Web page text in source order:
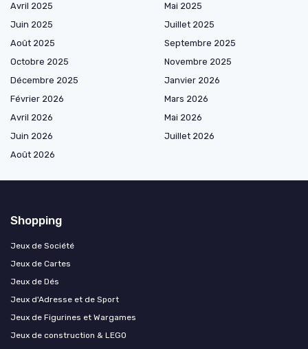
Avril 2025
Mai 2025
Juin 2025
Juillet 2025
Août 2025
Septembre 2025
Octobre 2025
Novembre 2025
Décembre 2025
Janvier 2026
Février 2026
Mars 2026
Avril 2026
Mai 2026
Juin 2026
Juillet 2026
Août 2026
Shopping
Jeux de Société
Jeux de Cartes
Jeux de Dés
Jeux d'Adresse et de Sport
Jeux de Figurines et Wargames
Jeux de construction & LEGO